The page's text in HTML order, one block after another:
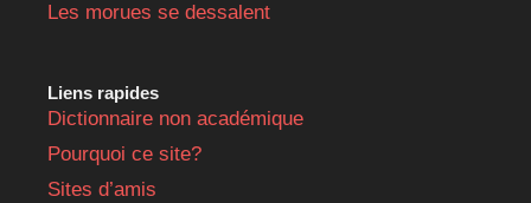
Les morues se dessalent
Liens rapides
Dictionnaire non académique
Pourquoi ce site?
Sites d’amis